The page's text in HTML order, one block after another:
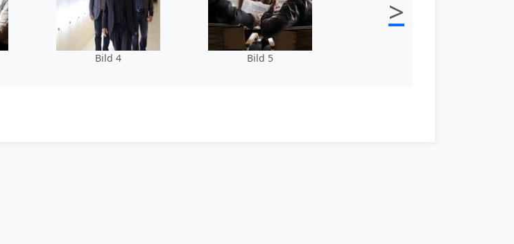
Bild 4 Bild 5
>